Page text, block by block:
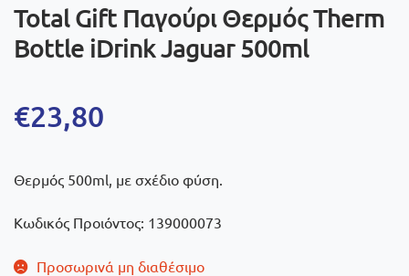
Total Gift Παγούρι Θερμός Therm
Bottle iDrink Jaguar 500ml
€23,80
Θερμός 500ml, με σχέδιο φύση.
Κωδικός Προιόντος: 139000073
Προσωρινά μη διαθέσιμο